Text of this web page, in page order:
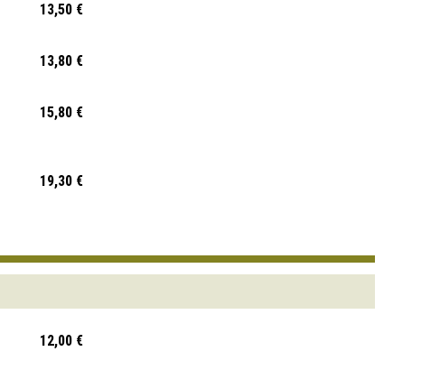
13,50 €
13,80 €
15,80 €
19,30 €
12,00 €